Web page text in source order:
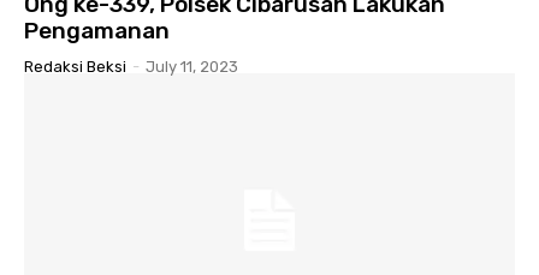
Pengamanan
Redaksi Beksi - July 11, 2023